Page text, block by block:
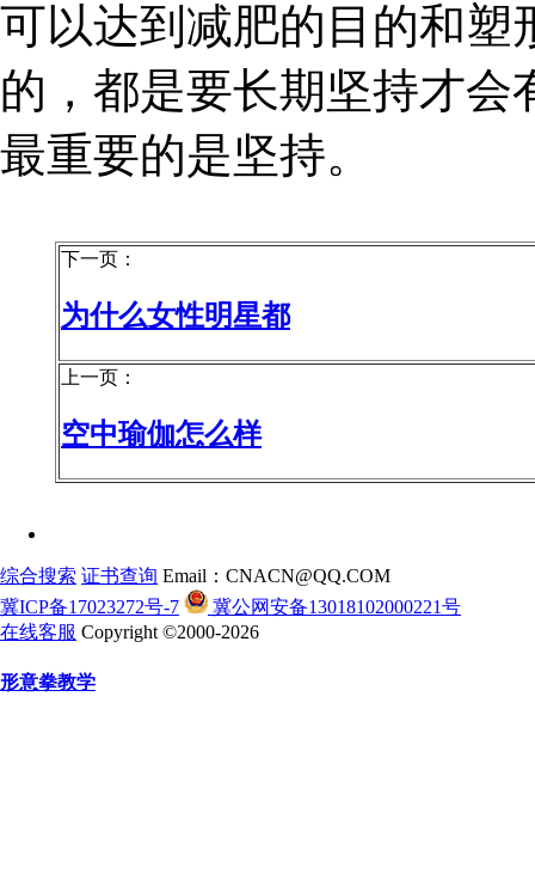
可以达到减肥的目的和塑
的，都是要长期坚持才
最重要的是坚持。
下一页：
为什么女性明星都
上一页：
空中瑜伽怎么样
综合搜索 证书查询 Email：CNACN@QQ.COM
冀ICP备17023272号-7
冀公网安备13018102000221号
在线客服 Copyright ©2000-2026
形意拳教学